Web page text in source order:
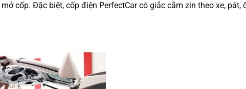
cốp. Đặc biệt, cốp điện PerfectCar có giắc cắm zin theo xe, pát,